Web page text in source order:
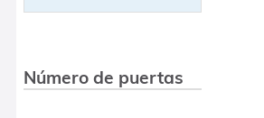
Número de puertas